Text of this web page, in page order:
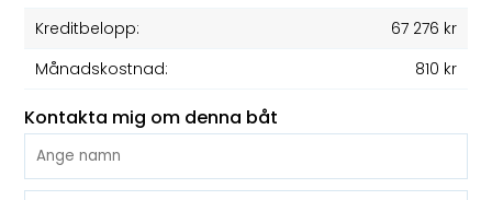
Kreditbelopp:
67 276 kr
Månadskostnad:
810 kr
Kontakta mig om denna båt